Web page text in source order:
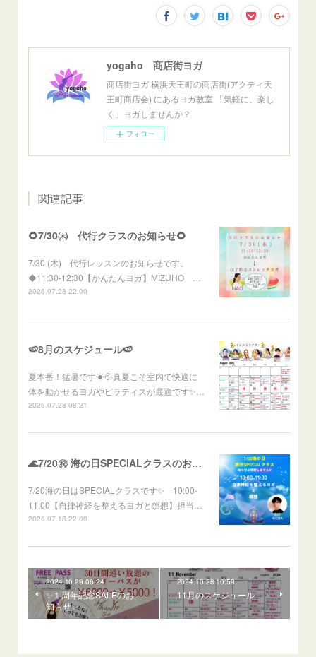
yogaho 商店街ヨガ
商店街ヨガ 横浜天王町の商店街(アクティ天
王町商店会) にあるヨガ教室 「気軽に、楽し
く」ヨガしませんか？
フォロー
関連記事
🌻7/30㈭ 代行クラスのお知らせ🌻
7/30 (木) 代行レッスンのお知らせです。
◆11:30-12:30【かんたんヨガ】MIZUHO …
2026.07.28 22:00
🍉8月のスケジュール🍉
夏本番！猛暑です☀💦真夏こそ室内で快適に
体を動かせるヨガやピラティスが最適です✨…
2026.07.28 08:21
🌊7/20㊗ 海の日SPECIALクラスのお知らせ🌊
7/20海の日はSPECIALクラスです✨ 10:00-
11:00【自律神経を整えるヨガと瞑想】担当…
2026.07.18 22:00
2024.10.29 06:24
✨１周年記念SALEのお
知らせ✨
2024.10.28 10:59
11月のスケジュール